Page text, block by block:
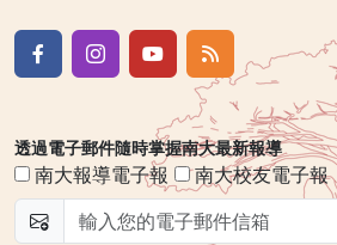
透過電子郵件隨時掌握南大最新報導
南大報導電子報
南大校友電子報